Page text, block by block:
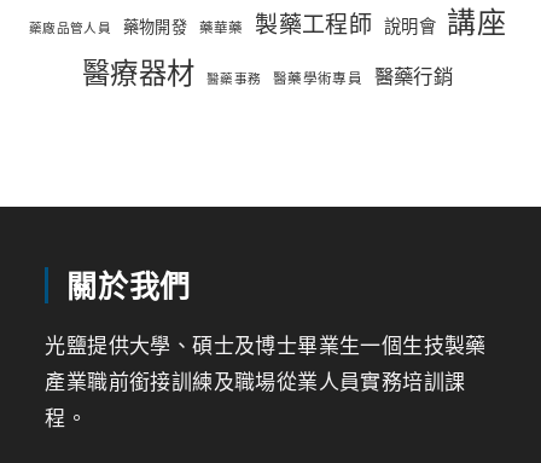
藥廠品管人員 藥物開發 藥華藥 製藥工程師 說明會 講座
醫療器材 醫藥事務 醫藥學術專員 醫藥行銷
關於我們
光鹽提供大學、碩士及博士畢業生一個生技製藥
產業職前銜接訓練及職場從業人員實務培訓課
程。